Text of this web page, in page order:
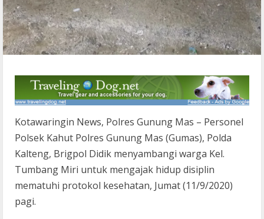
Kotawaringin News, Polres Gunung Mas – Personel
Polsek Kahut Polres Gunung Mas (Gumas), Polda
Kalteng, Brigpol Didik menyambangi warga Kel.
Tumbang Miri untuk mengajak hidup disiplin
mematuhi protokol kesehatan, Jumat (11/9/2020)
pagi.